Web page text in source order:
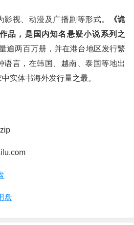
视、动漫及广播剧等形式。
《诡
品，是国内知名悬疑小说系列之
逾两百万册，并在港台地区发行繁
语言，在韩国、越南、泰国等地出
实体书海外发行量之最。
盘